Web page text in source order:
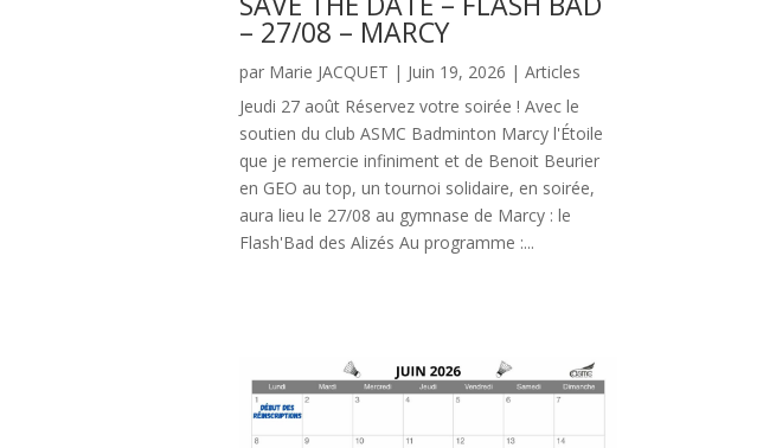
– 27/08 – MARCY
par Marie JACQUET | Juin 19, 2026 | Articles
Jeudi 27 août Réservez votre soirée ! Avec le
soutien du club ASMC Badminton Marcy l'Étoile
que je remercie infiniment et de Benoit Beurier
en GEO au top, un tournoi solidaire, en soirée,
aura lieu le 27/08 au gymnase de Marcy : le
Flash'Bad des Alizés Au programme :...